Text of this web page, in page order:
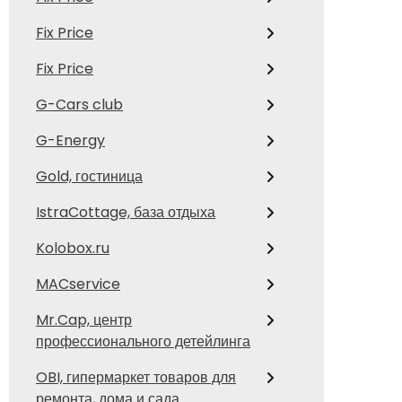
Fix Price
Fix Price
G-Cars club
G-Energy
Gold, гостиница
IstraCottage, база отдыха
Kolobox.ru
MACservice
Mr.Cap, центр
профессионального детейлинга
OBI, гипермаркет товаров для